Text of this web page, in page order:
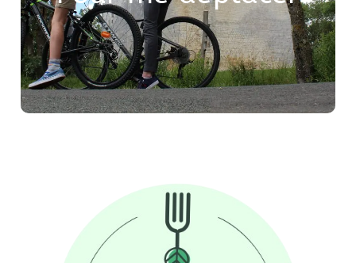
lointains avec les lignes régulières de
Sovetours
vers les communes voisines, Les Sables d’Olonne,
La Tranche-sur-Mer et Luçon.
Je consomme local :